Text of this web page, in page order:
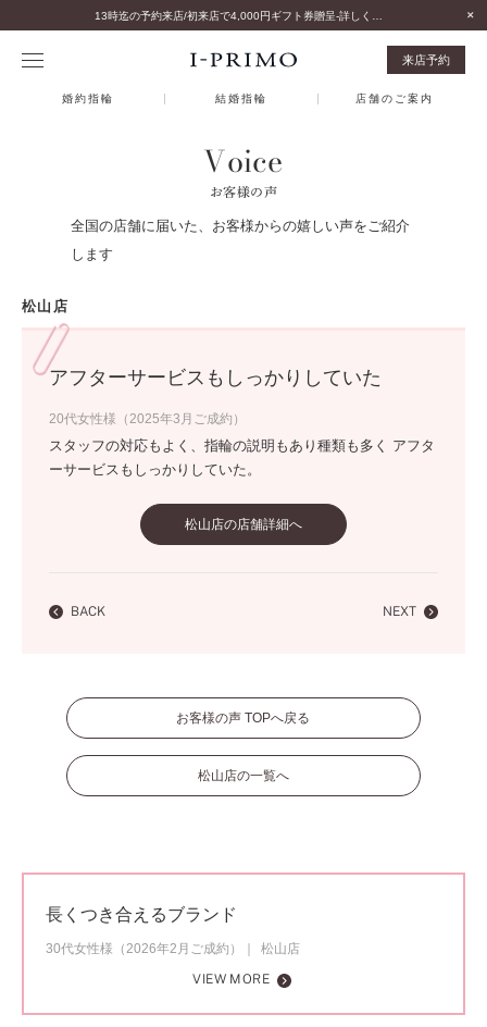
来店予約
婚約指輪 結婚指輪 店舗のご案内
Voice
お客様の声
全国の店舗に届いた、お客様からの嬉しい声をご紹介
します
松山店
アフターサービスもしっかりしていた
20代女性様（2025年3月ご成約）
スタッフの対応もよく、指輪の説明もあり種類も多く アフタ
ーサービスもしっかりしていた。
松山店の店舗詳細へ
BACK NEXT
お客様の声 TOPへ戻る
松山店の一覧へ
長くつき合えるブランド
30代女性様（2026年2月ご成約）
松山店
VIEW MORE